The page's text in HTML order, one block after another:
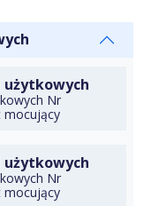
użytkowych
Nr
mocującyDO TECZKI
użytkowych
Nr
mocujący